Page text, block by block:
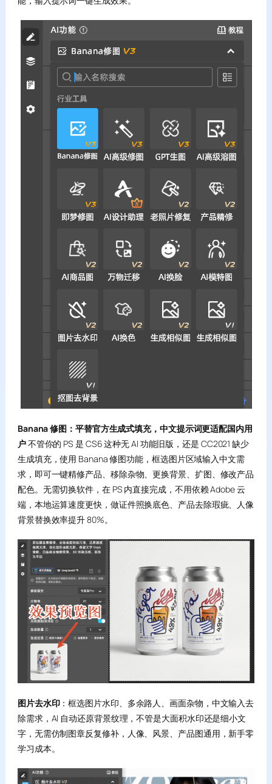
Banana 修图：平替官方生成式填充，中文提示词更适配国内用
户不管你的 PS 是 CS6 这种无 AI 功能旧版，还是 CC2021 缺少
生成填充，使用 Banana 修图功能，框选图片区域输入中文需
求，即可一键精修产品、移除杂物、更换背景、扩图、修改产品
配色。无需切换软件，在 PS 内直接完成，不用依赖 Adobe 云
端，本地运算速度更快，做证件照换底色、产品去除瑕疵、人像
背景替换效率提升 80%。
图片去水印：框选图片水印、多余路人、画面杂物，中文输入去
除需求，AI 自动还原背景纹理，不管是大面积水印还是细小文
字，无需仿制图章反复修补，人像、风景、产品图通用，新手零
学习成本。